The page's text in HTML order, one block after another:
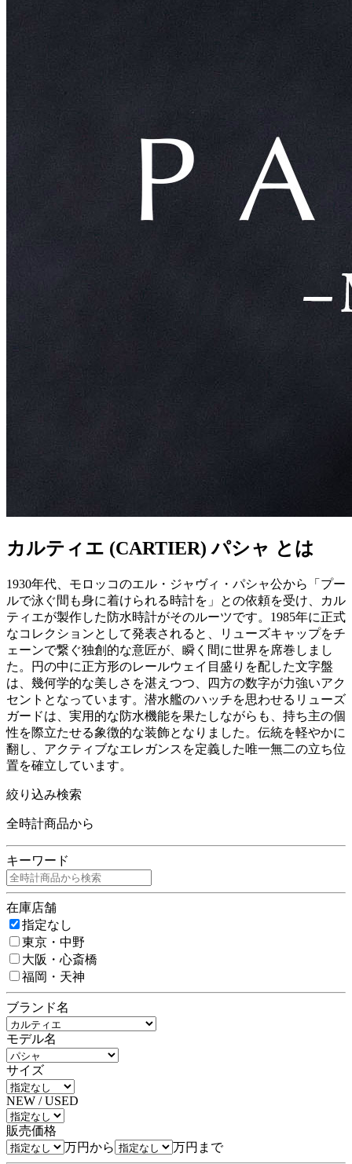
カルティエ (CARTIER) パシャ とは
1930年代、モロッコのエル・ジャヴィ・パシャ公から「プー
ルで泳ぐ間も身に着けられる時計を」との依頼を受け、カル
ティエが製作した防水時計がそのルーツです。1985年に正式
なコレクションとして発表されると、リューズキャップをチ
ェーンで繋ぐ独創的な意匠が、瞬く間に世界を席巻しまし
た。円の中に正方形のレールウェイ目盛りを配した文字盤
は、幾何学的な美しさを湛えつつ、四方の数字が力強いアク
セントとなっています。潜水艦のハッチを思わせるリューズ
ガードは、実用的な防水機能を果たしながらも、持ち主の個
性を際立たせる象徴的な装飾となりました。伝統を軽やかに
翻し、アクティブなエレガンスを定義した唯一無二の立ち位
置を確立しています。
絞り込み検索
全時計商品から
キーワード
在庫店舗
指定なし
東京・中野
大阪・心斎橋
福岡・天神
ブランド名
モデル名
サイズ
NEW / USED
販売価格
万円から
万円まで